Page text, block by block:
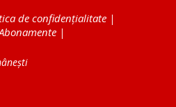
de confidențialitate |
|